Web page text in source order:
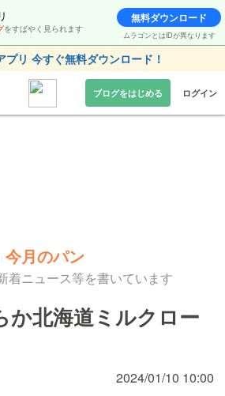
をすばやく見られます
無料ダウンロード
ムラゴンとはIDが異なります
プリ 今すぐ無料ダウンロード！
ブログをはじめる ログイン
今月のパン
着ニュース等を書いています
か北海道ミルクロー
2024/01/10 10:00